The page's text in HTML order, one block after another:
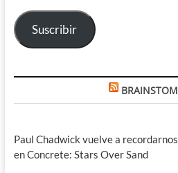
electrónico
Suscribir
Paul Chadwick vuelve a
en Concrete: Stars Over Sand